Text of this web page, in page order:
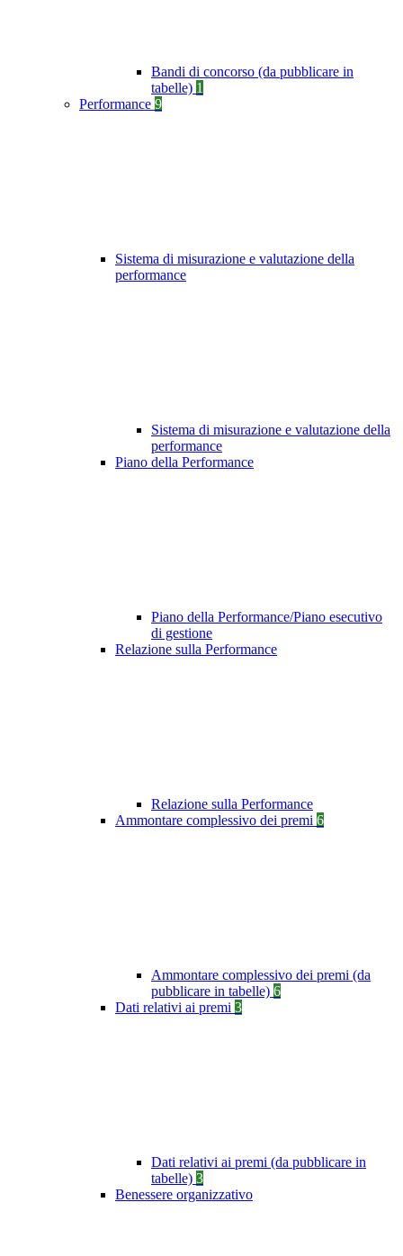
Bandi di concorso (da pubblicare in
tabelle) 1
Performance 9
Sistema di misurazione e valutazione della
performance
Sistema di misurazione e valutazione della
performance
Piano della Performance
Piano della Performance/Piano esecutivo
di gestione
Relazione sulla Performance
Relazione sulla Performance
Ammontare complessivo dei premi 6
Ammontare complessivo dei premi (da
pubblicare in tabelle) 6
Dati relativi ai premi 3
Dati relativi ai premi (da pubblicare in
tabelle) 3
Benessere organizzativo